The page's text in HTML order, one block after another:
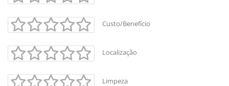
Custo/Benefício
Localização
Limpeza